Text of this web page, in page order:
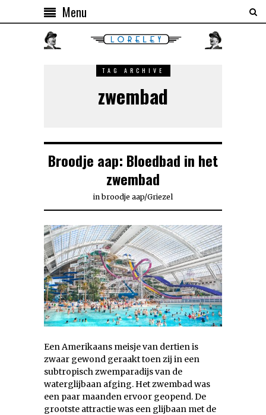
Menu
TAG ARCHIVE
zwembad
Broodje aap: Bloedbad in het
zwembad
in broodje aap/Griezel
Een Amerikaans meisje van dertien is
zwaar gewond geraakt toen zij in een
subtropisch zwemparadijs van de
waterglijbaan afging. Het zwembad was
een paar maanden ervoor geopend. De
grootste attractie was een glijbaan met de